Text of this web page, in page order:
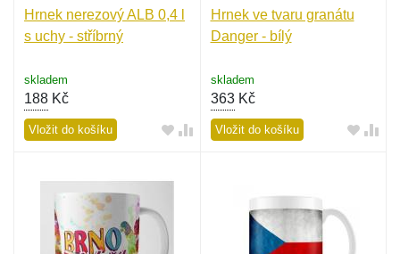
Hrnek nerezový ALB 0,4 l
s uchy - stříbrný
skladem
188 Kč
Vložit do košíku
Hrnek ve tvaru granátu
Danger - bílý
skladem
363Kč
Vložit do košíku